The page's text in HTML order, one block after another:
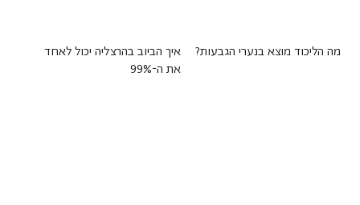
מה הליכוד מוצא בנערי הגבעות?
איך הביוב בהרצליה יכול לאחד
את ה-99%